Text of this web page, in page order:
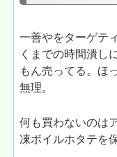
一善やをターゲテ
くまでの時間潰し
もん売ってる。ほ
無理。
何も買わないのは
凍ボイルホタテを